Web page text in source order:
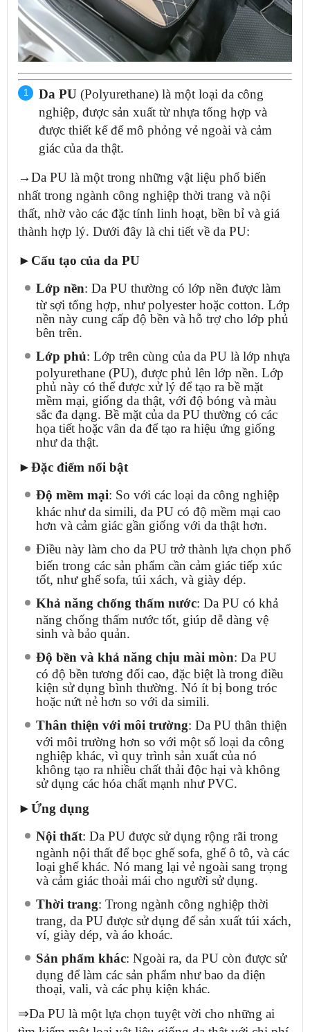
Da PU (Polyurethane) là một loại da công
nghiệp, được sản xuất từ nhựa tổng hợp và
được thiết kế để mô phỏng vẻ ngoài và cảm
giác của da thật.
→Da PU là một trong những vật liệu phổ biến
nhất trong ngành công nghiệp thời trang và nội
thất, nhờ vào các đặc tính linh hoạt, bền bỉ và giá
thành hợp lý. Dưới đây là chi tiết về da PU:
►Cấu tạo của da PU
Lớp nền: Da PU thường có lớp nền được làm
từ sợi tổng hợp, như polyester hoặc cotton. Lớp
nền này cung cấp độ bền và hỗ trợ cho lớp phủ
bên trên.
Lớp phủ: Lớp trên cùng của da PU là lớp nhựa
polyurethane (PU), được phủ lên lớp nền. Lớp
phủ này có thể được xử lý để tạo ra bề mặt
mềm mại, giống da thật, với độ bóng và màu
sắc đa dạng. Bề mặt của da PU thường có các
họa tiết hoặc vân da để tạo ra hiệu ứng giống
như da thật.
►Đặc điểm nổi bật
Độ mềm mại: So với các loại da công nghiệp
khác như da simili, da PU có độ mềm mại cao
hơn và cảm giác gần giống với da thật hơn.
Điều này làm cho da PU trở thành lựa chọn phổ
biến trong các sản phẩm cần cảm giác tiếp xúc
tốt, như ghế sofa, túi xách, và giày dép.
Khả năng chống thấm nước: Da PU có khả
năng chống thấm nước tốt, giúp dễ dàng vệ
sinh và bảo quản.
Độ bền và khả năng chịu mài mòn: Da PU
có độ bền tương đối cao, đặc biệt là trong điều
kiện sử dụng bình thường. Nó ít bị bong tróc
hoặc nứt nẻ hơn so với da simili.
Thân thiện với môi trường: Da PU thân thiện
với môi trường hơn so với một số loại da công
nghiệp khác, vì quy trình sản xuất của nó
không tạo ra nhiều chất thải độc hại và không
sử dụng các hóa chất mạnh như PVC.
►Ứng dụng
Nội thất: Da PU được sử dụng rộng rãi trong
ngành nội thất để bọc ghế sofa, ghế ô tô, và các
loại ghế khác. Nó mang lại vẻ ngoài sang trọng
và cảm giác thoải mái cho người sử dụng.
Thời trang: Trong ngành công nghiệp thời
trang, da PU được sử dụng để sản xuất túi xách,
ví, giày dép, và áo khoác.
Sản phẩm khác: Ngoài ra, da PU còn được sử
dụng để làm các sản phẩm như bao da điện
thoại, vali, và các phụ kiện khác.
⇒Da PU là một lựa chọn tuyệt vời cho những ai